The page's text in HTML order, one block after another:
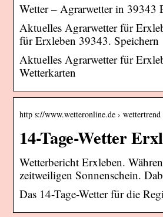
Wetter – Agrarwetter in 39343
Aktuelles Agrarwetter für
für Erxleben 39343. Speichern
Aktuelles Agrarwetter für
Wetterkarten
http s://www.wetteronline.de › wettertrend
14-Tage-Wetter
Wetterbericht Erxleben.
zeitweiligen Sonnenschein.
Das 14-Tage-Wetter für die